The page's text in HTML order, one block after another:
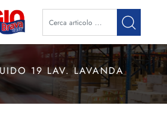
19 LAV. LAVANDA